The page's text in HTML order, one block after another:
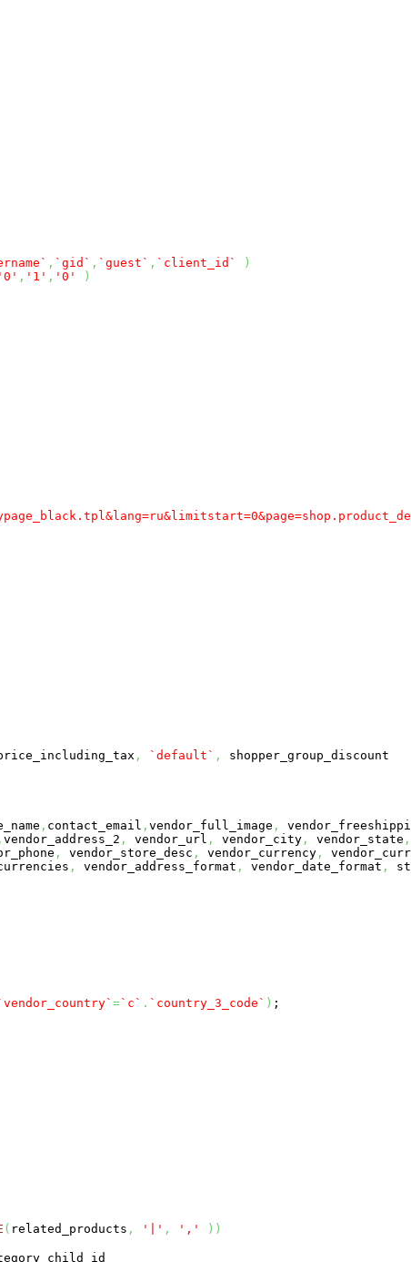
, `gid` , `guest` , `client_id`
)
'0' , '1' , '0'
)
, `default` ,
shopper_group_discount
, contact_email , vendor_full_image ,
, vendor_address_2 , vendor_url , vendor_city , vendor_state ,
, vendor_store_desc , vendor_currency ,
, vendor_address_format , vendor_date_format ,
=`c` . `country_3_code` ) ;
( related_products , '|' , ',' ) )